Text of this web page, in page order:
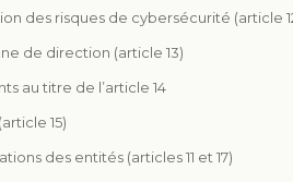
des risques de cybersécurité (article
de direction (article 13)
au titre de l’article 14
15)
des entités (articles 11 et 17)